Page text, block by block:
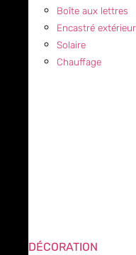
Boîte aux lettres
Encastré extérieur
Solaire
Chauffage
DÉCORATION